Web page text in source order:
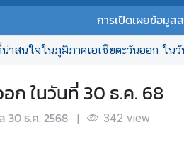
การเปิดเผยข้อมูล
น่าสนใจในภูมิภาคเอเชียตะวันออก ใน
ก ในวันที่ 30 ธ.ค. 68
30 ธ.ค. 2568 | 342 view